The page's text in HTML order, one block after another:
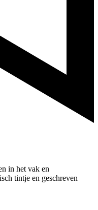
in het vak en
tintje en geschreven